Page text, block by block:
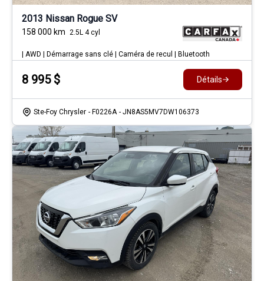
2013 Nissan Rogue SV
158 000 km 2.5L 4 cyl
| AWD | Démarrage sans clé | Caméra de recul | Bluetooth
8 995$ Détails
Ste-Foy Chrysler - F0226A - JN8AS5MV7DW106373